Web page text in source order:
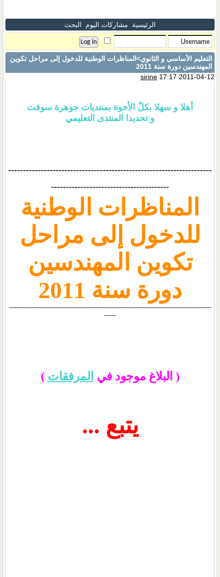
الرئيسية مشاركات اليوم البحث
التعليم الأساسي و الثانوي>المناظرات الوطنية للدخول إلى مراحل تكوين
المهندسين دورة سنة 2011
sirine17:17 2011-04-12
أهلا و سهلا بكلٌ الأخوة بمنتديات جوهرة سوفت
و تحديدا المنتدى التعليمي
---------------------------------------------------------------------
----------------------------------------
المناظرات الوطنية
للدخول إلى مراحل
تكوين المهندسين
دورة سنة 2011
-------------------------------------------------------------------------------------------------------
------
( البلاغ موجود في المرفقات )
يتبع ...